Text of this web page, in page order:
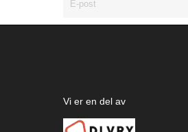
Vi er en del av